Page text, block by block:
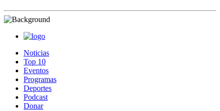
Noticias
Top 10
Eventos
Programas
Deportes
Podcast
Donar